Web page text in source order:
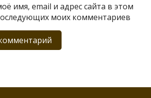
имя, email и адрес сайта в этом
моих комментариев